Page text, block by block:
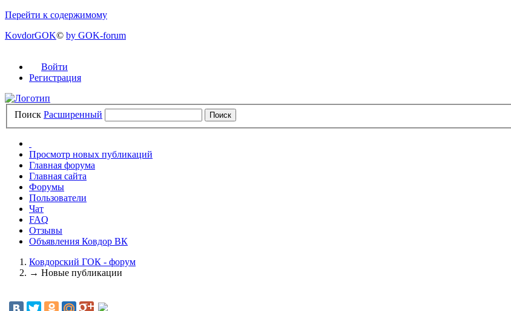
Перейти к содержимому
KovdorGOK© by GOK-forum
Войти
Регистрация
Поиск Расширенный
Просмотр новых публикаций
Главная форума
Главная сайта
Форумы
Пользователи
Чат
FAQ
Отзывы
Объявления Ковдор ВК
Ковдорский ГОК - форум
→ Новые публикации